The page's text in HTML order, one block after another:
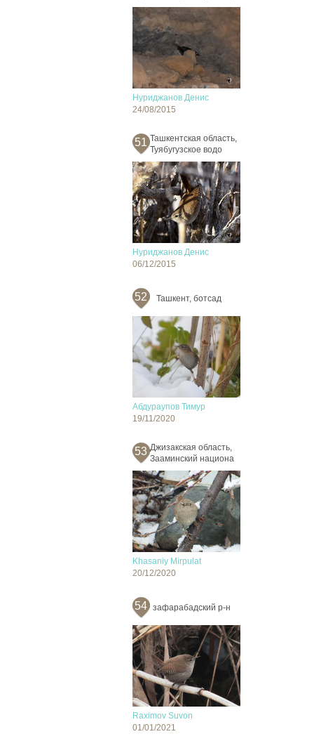
Нуриджанов Денис
24/08/2015
51 Ташкентская область,
Туябугузское водо
Нуриджанов Денис
06/12/2015
52 Ташкент, ботсад
Абдураупов Тимур
19/11/2020
53 Джизакская область,
Зааминский национа
Khasaniy Mirpulat
20/12/2020
54 зафарабадский р-н
Raximov Suvon
01/01/2021